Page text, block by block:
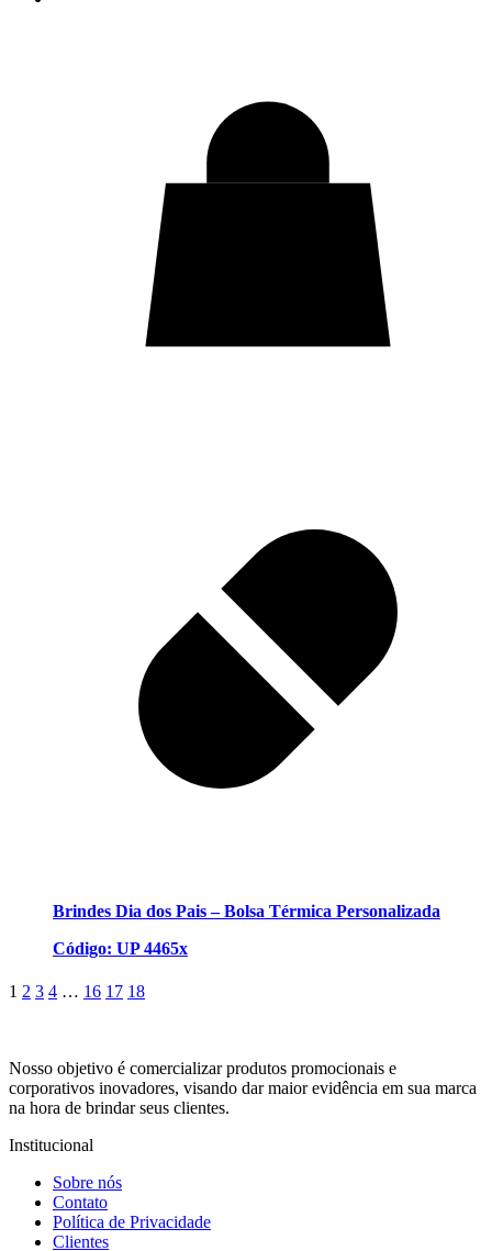
Brindes Dia dos Pais – Bolsa Térmica Personalizada
Código: UP 4465x
1 2 3 4 … 16 17 18
Nosso objetivo é comercializar produtos promocionais e
corporativos inovadores, visando dar maior evidência em sua marca
na hora de brindar seus clientes.
Institucional
Sobre nós
Contato
Política de Privacidade
Clientes